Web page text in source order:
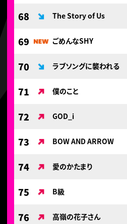
68 The Story of Us
69 ごめんなSHY
70 ラブソングに襲われる
71 僕のこと
72 GOD_i
73 BOW AND ARROW
74 愛のかたまり
75 B級
76 高嶺の花子さん